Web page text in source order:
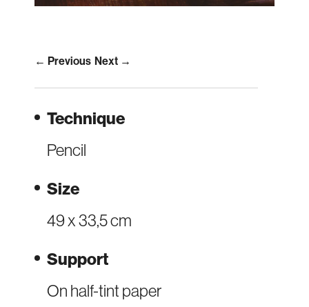
Technique
Pencil
Size
49 x 33,5 cm
Support
On half-tint paper
← Previous Next →